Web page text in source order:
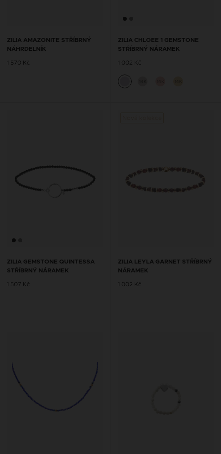
ZILIA AMAZONITE STŘÍBRNÝ
NÁHRDELNÍK
1 570 Kč
ZILIA CHLOEE 1 GEMSTONE
STŘÍBRNÝ NÁRAMEK
1 002 Kč
ZILIA GEMSTONE QUINTESSA
STŘÍBRNÝ NÁRAMEK
1 507 Kč
ZILIA LEYLA GARNET STŘÍBRNÝ
NÁRAMEK
1 002 Kč